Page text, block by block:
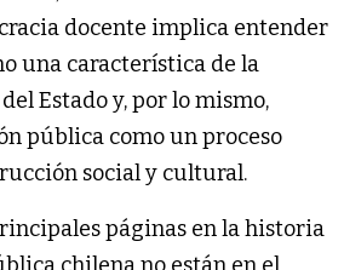
docente implica entender
una característica de la
Estado y, por lo mismo,
pública como un proceso
social y cultural.
páginas en la historia